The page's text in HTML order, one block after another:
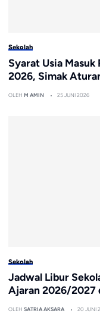
Sekolah
Syarat Usia Masuk
2026, Simak
OLEH M AMIN 25 JUNI 2026
Sekolah
Jadwal Libur
Ajaran 2026/2027
OLEH SATRIA AKSARA 20 JUNI